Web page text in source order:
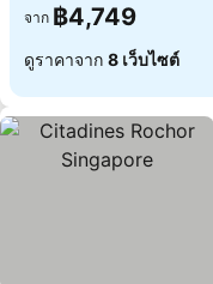
จาก ฿4,749
ดูราคาจาก 8 เว็บไซต์